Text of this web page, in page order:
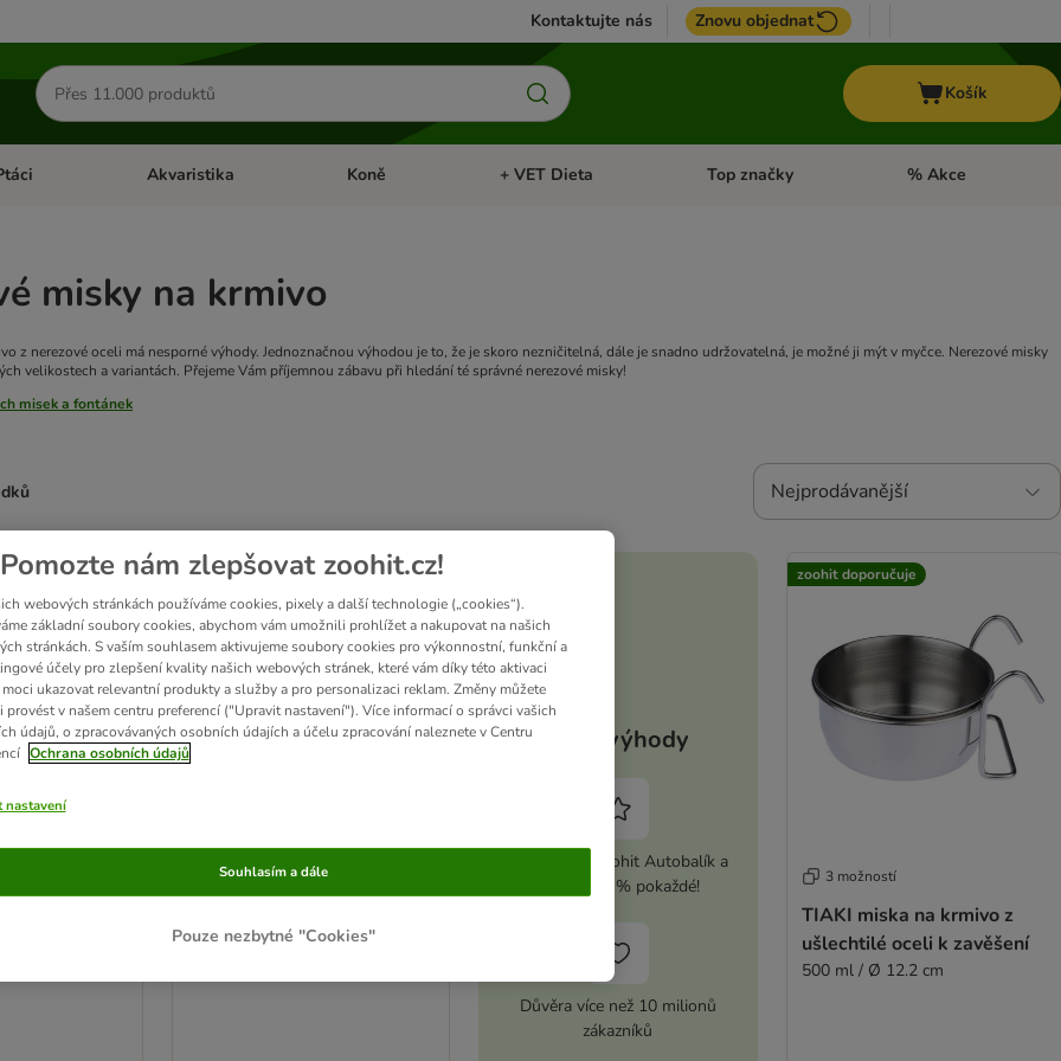
Kontaktujte nás Znovu objednat
Hledat
produkty
Košík
menu: Malá zvířataOtevřít menu: Ptáci
Akvaristika Otevřít menu: Akvaristika
Koně Otevřít menu: Koně
+ VET Dieta Otevřít menu: + VET Dieta
Top značky Otevřít menu: Top
% Akce
misky na krmivo
z nerezové oceli má nesporné výhody. Jednoznačnou výhodou je to, že je skoro nezničitelná, dále je snadno udržovatelná, je možné ji mýt v myčce. Nerezové misky
velikostech a variantách. Přejeme Vám příjemnou zábavu při hledání té správné nerezové misky!
misek a fontánek
Nejprodávanější
been changed
krmivo z
zavěšení
zoohit doporučuje
kočky, s motivem
Vaše výhody
Aktivujte si zoohit Autobalík a
ušetřete 5 % pokaždé!
Důvěra více než 10 milionů
zákazníků
zoohit doporučuje
3 možností
TIAKI miska na krmivo z
ušlechtilé oceli k zavěšení
500 ml / Ø 12.2 cm
Pomozte nám zlepšovat zoohit.cz!
webových stránkách používáme cookies, pixely a další technologie („cookies“).
základní soubory cookies, abychom vám umožnili prohlížet a nakupovat na našich
stránkách. S vaším souhlasem aktivujeme soubory cookies pro výkonnostní, funkční a
účely pro zlepšení kvality našich webových stránek, které vám díky této aktivaci
ukazovat relevantní produkty a služby a pro personalizaci reklam. Změny můžete
provést v našem centru preferencí ("Upravit nastavení"). Více informací o správci vašich
údajů, o zpracovávaných osobních údajích a účelu zpracování naleznete v Centru
Ochrana osobních údajů
nastavení
Pouze nezbytné "Cookies"
Souhlasím a dále